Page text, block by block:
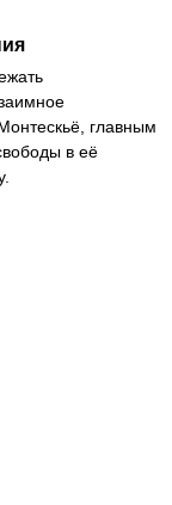
главным
в её